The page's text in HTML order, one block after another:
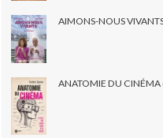
AIMONS-NOUS
ANATOMIE DU